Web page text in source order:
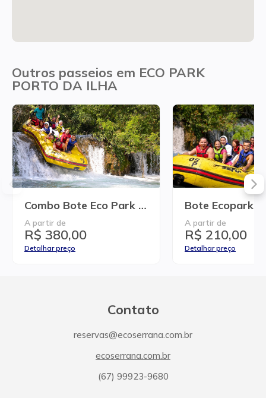
Outros passeios em ECO PARK
PORTO DA ILHA
Combo Bote Eco Park + Day Use
A partir de
R$ 380,00
Detalhar preço
Bote Ecopark +
A partir de
R$ 210,00
Detalhar preço
Contato
reservas@ecoserrana.com.br
ecoserrana.com.br
(67) 99923-9680